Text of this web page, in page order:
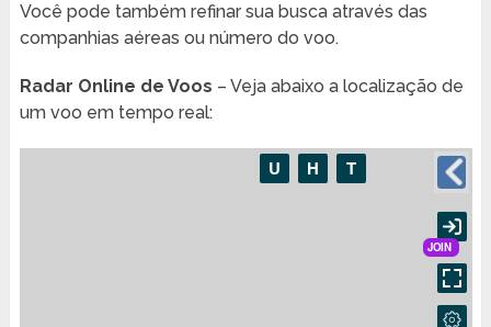
Você pode também refinar sua busca através das
companhias aéreas ou número do voo.
Radar Online de Voos – Veja abaixo a localização de
um voo em tempo real: